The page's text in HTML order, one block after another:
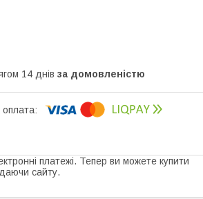
14 днів за домовленістю
платежі. Тепер ви можете купити
сайту.